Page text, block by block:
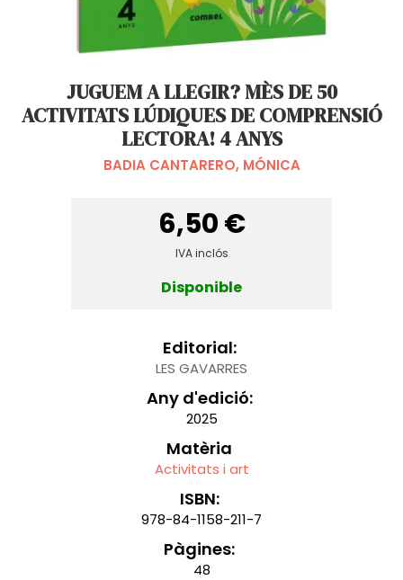
JUGUEM A LLEGIR? MÈS DE 50
ACTIVITATS LÚDIQUES DE COMPRENSIÓ
LECTORA! 4 ANYS
BADIA CANTARERO, MÓNICA
6,50 €
IVA inclós
Disponible
Editorial:
LES GAVARRES
Any d'edició:
2025
Matèria
Activitats i art
ISBN:
978-84-1158-211-7
Pàgines:
48